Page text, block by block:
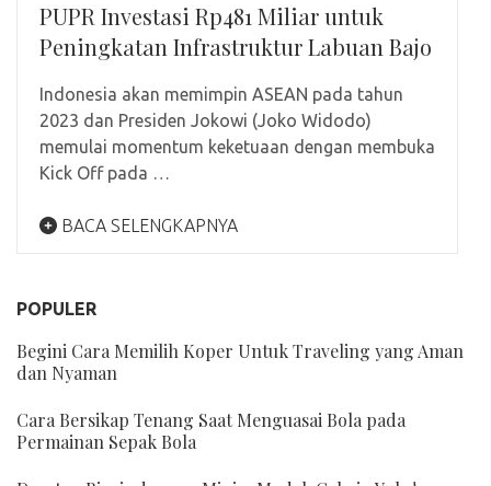
PUPR Investasi Rp481 Miliar untuk
Peningkatan Infrastruktur Labuan Bajo
Indonesia akan memimpin ASEAN pada tahun
2023 dan Presiden Jokowi (Joko Widodo)
memulai momentum keketuaan dengan membuka
Kick Off pada …
BACA SELENGKAPNYA
POPULER
Begini Cara Memilih Koper Untuk Traveling yang Aman
dan Nyaman
Cara Bersikap Tenang Saat Menguasai Bola pada
Permainan Sepak Bola